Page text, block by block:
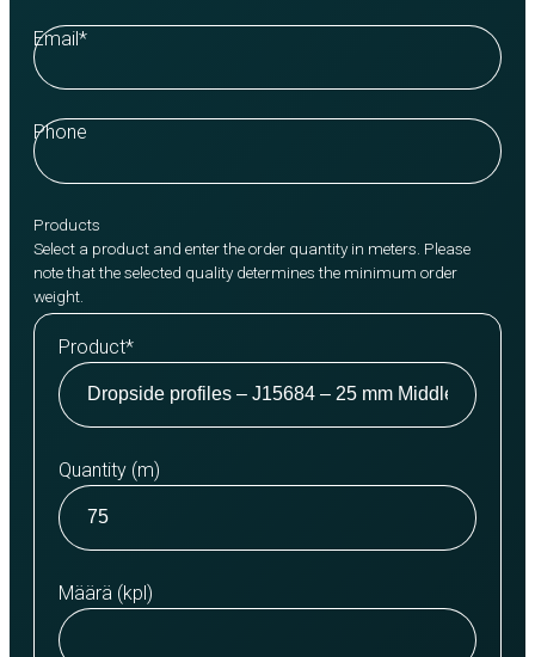
Email*
Phone
Products
Select a product and enter the order quantity in meters. Please
note that the selected quality determines the minimum order
weight.
Product*
Quantity (m)
Määrä (kpl)